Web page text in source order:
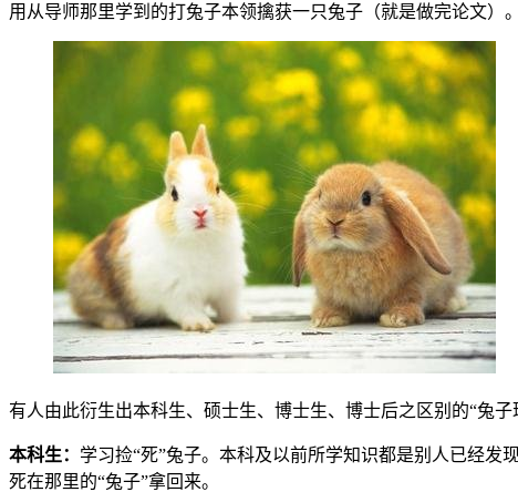
用从导师那里学到的打兔子本领擒获一只兔子（就是做完论文）。
有人由此衍生出本科生、硕士生、博士生、博士后之区别的“兔子
本科生： 学习捡“死”兔子。本科及以前所学知识都是别人已经
死在那里的“兔子”拿回来。